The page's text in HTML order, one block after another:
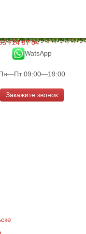
724 97 04
WatsApp
09:00—19:00
Закажите звонок